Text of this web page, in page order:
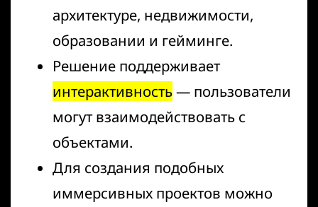
архитектуре, недвижимости,
образовании и гейминге.
Решение поддерживает
интерактивность— пользователи
могут взаимодействовать с
объектами.
Для создания подобных
иммерсивных проектов можно